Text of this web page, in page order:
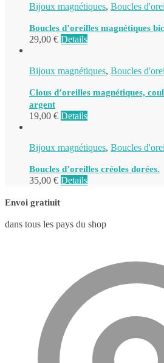
Bijoux magnétiques, Boucles
Boucles d’oreilles magnétiques
29,00 € Details
Bijoux magnétiques, Boucles
Clous d’oreilles magnétiques,
argent
19,00 € Details
Bijoux magnétiques, Boucles
Boucles d’oreilles créoles dorées.
35,00 € Details
Envoi gratiuit
dans tous les pays du shop